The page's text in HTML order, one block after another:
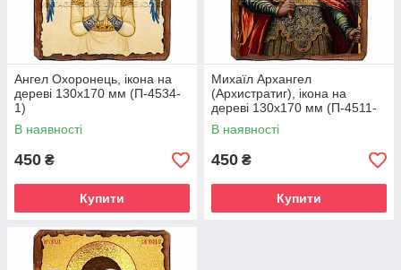
Ангел Охоронець, ікона на
дереві 130х170 мм (П-4534-
1)
В наявності
450 ₴
Купити
Михаїл Архангел
(Архистратиг), ікона на
дереві 130х170 мм (П-4511-
1)
В наявності
450 ₴
Купити